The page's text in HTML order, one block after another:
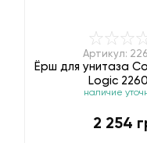
Артикул:
Ёрш для унитаза
Logic
наличие
2 254